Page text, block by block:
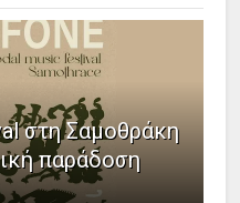
στη Σαμοθράκη
παράδοση